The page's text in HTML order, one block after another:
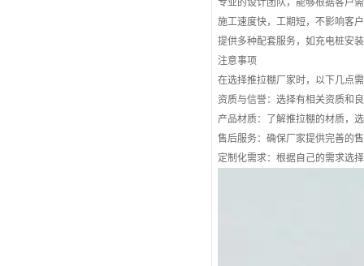
专业的设计团队，能够根据客户
施工速度快，工期短，不影响客
提供多种配套服务，如充电桩安
注意事项
在选择推拉棚厂家时，以下几点
资质与信誉：选择有相关资质和
产品材质：了解推拉棚的材质，
售后服务：确保厂家提供完善的
定制化需求：根据自己的需求选